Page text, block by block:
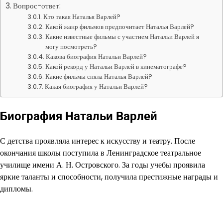
Вопрос-ответ:
Кто такая Наталья Варлей?
Какой жанр фильмов предпочитает Наталья Варлей?
Какие известные фильмы с участием Натальи Варлей я
могу посмотреть?
Какова биография Натальи Варлей?
Какой рекорд у Натальи Варлей в кинематографе?
Какие фильмы сняла Наталья Варлей?
Какая биография у Натальи Варлей?
Биография Натальи Варлей
С детства проявляла интерес к искусству и театру. После
окончания школы поступила в Ленинградское театральное
училище имени А. Н. Островского. За годы учебы проявила
яркие таланты и способности, получила престижные награды и
дипломы.